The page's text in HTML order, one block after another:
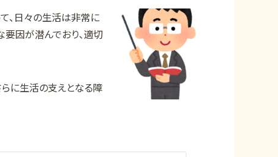
て、日々の生活は非常に
要因が潜んでおり、適切
に生活の支えとなる障